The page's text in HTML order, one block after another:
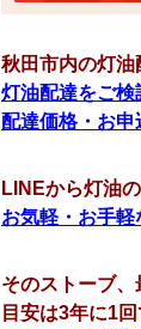
秋田市内の灯
灯油配達をご検
配達価格・お申
LINEから灯油
お気軽・お手
そのストーブ
目安は3年に1回